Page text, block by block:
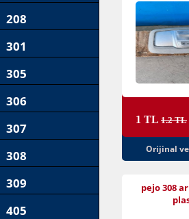
208
301
305
306
307
308
309
405
1 TL 1.2 TL
Orijinal ve
pejo 308